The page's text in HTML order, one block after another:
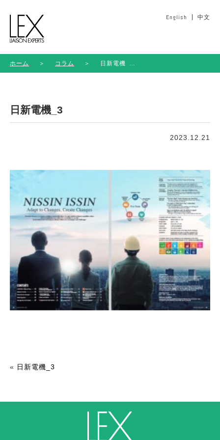
English 中文
ホーム ＞ コラム ＞
日新電機
_3
日新電機_3
2023.12.21
« 日新電機_3